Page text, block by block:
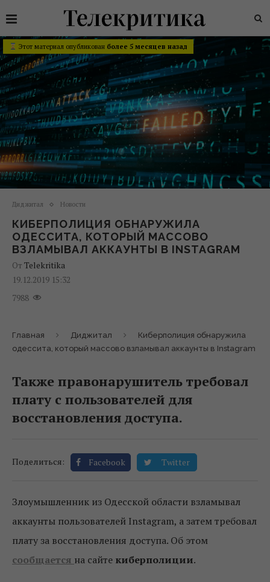
Этот материал опубликован более 5 месяцев назад
Диджитал Новости
КИБЕРПОЛИЦИЯ ОБНАРУЖИЛА
ОДЕССИТА, КОТОРЫЙ МАССОВО
ВЗЛАМЫВАЛ АККАУНТЫ В INSTAGRAM
От Telekritika
19.12.2019 15:32
7988
Главная Диджитал
Киберполиция обнаружила
одессита, который массово взламывал аккаунты в Instagram
Также правонарушитель требовал
плату с пользователей для
восстановления доступа.
Поделиться: Facebook Twitter
Злоумышленник из Одесской области взламывал
аккаунты пользователей Instagram, а затем требовал
плату за восстановления доступа. Об этом
сообщается на сайте киберполиции.